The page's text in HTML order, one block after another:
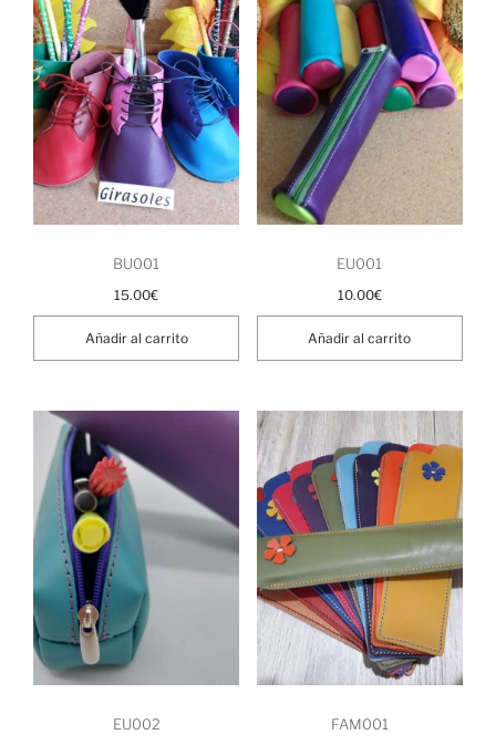
BU001
15.00€
Añadir al carrito
EU001
10.00€
Añadir al carrito
EU002 FAM001